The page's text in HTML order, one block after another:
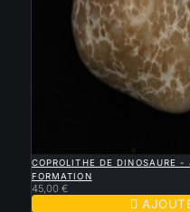
COPROLITHE DE DINOSAURE -
FORMATION
45,00 €
